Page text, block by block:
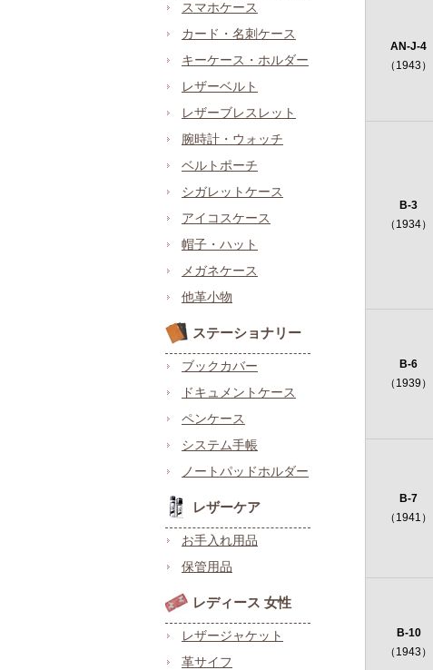
スマホケース
カード・名刺ケース
キーケース・ホルダー
レザーベルト
レザーブレスレット
腕時計・ウォッチ
ベルトポーチ
シガレットケース
アイコスケース
帽子・ハット
メガネケース
他革小物
ステーショナリー
ブックカバー
ドキュメントケース
ペンケース
システム手帳
ノートパッドホルダー
レザーケア
お手入れ用品
保管用品
レディース 女性
レザージャケット
革サイフ
AN-J-4
（1943）
B-3
（1934）
B-6
（1939）
B-7
（1941）
B-10
（1943）